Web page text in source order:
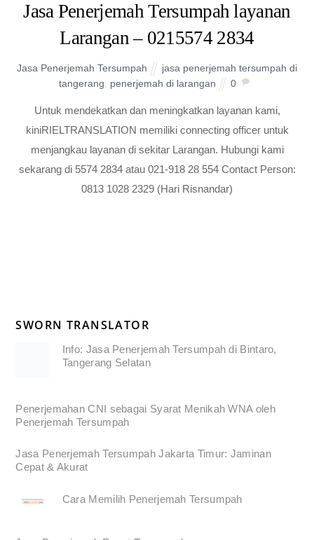
Jasa Penerjemah Tersumpah layanan
Larangan – 0215574 2834
Jasa Penerjemah Tersumpah
jasa penerjemah tersumpah di
tangerang
penerjemah di larangan 0
Untuk mendekatkan dan meningkatkan layanan kami,
kiniRIELTRANSLATION memiliki connecting officer untuk
menjangkau layanan di sekitar Larangan. Hubungi kami
sekarang di 5574 2834 atau 021-918 28 554 Contact Person:
0813 1028 2329 (Hari Risnandar)
SWORN TRANSLATOR
Info: Jasa Penerjemah Tersumpah di Bintaro,
Tangerang Selatan
Penerjemahan CNI sebagai Syarat Menikah WNA oleh
Penerjemah Tersumpah
Jasa Penerjemah Tersumpah Jakarta Timur: Jaminan
Cepat & Akurat
Cara Memilih Penerjemah Tersumpah